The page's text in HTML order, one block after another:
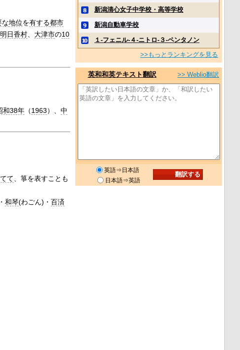
な地位を有する都市
明日香村 大津市の10
和38年 （1963）、中
て、箏を表すことも
和琴(わごん)・百済
新潟清心女子中学校・高等学校
新潟自動車学校
１‐フェニル‐４‐ニトロ‐３‐ペンタノン
>>もっとランキングを見る
英和和英テキスト翻訳 >> Weblio翻訳
英語⇒日本語
日本語⇒英語